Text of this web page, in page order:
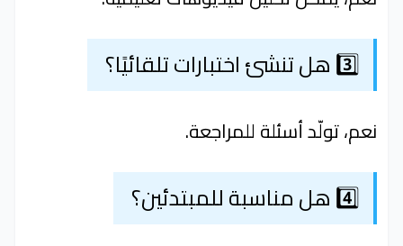
3️⃣ هل تنشئ اختبارات تلقائيًا؟
نعم، تولّد أسئلة للمراجعة.
4️⃣ هل مناسبة للمبتدئين؟